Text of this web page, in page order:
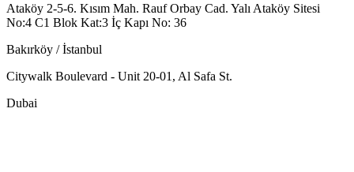
Ataköy 2-5-6. Kısım Mah. Rauf Orbay Cad. Yalı Ataköy Sitesi
No:4 C1 Blok Kat:3 İç Kapı No: 36
Bakırköy / İstanbul
Citywalk Boulevard - Unit 20-01, Al Safa St.
Dubai